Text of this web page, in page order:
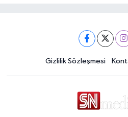
Gizlilik Sözleşmesi